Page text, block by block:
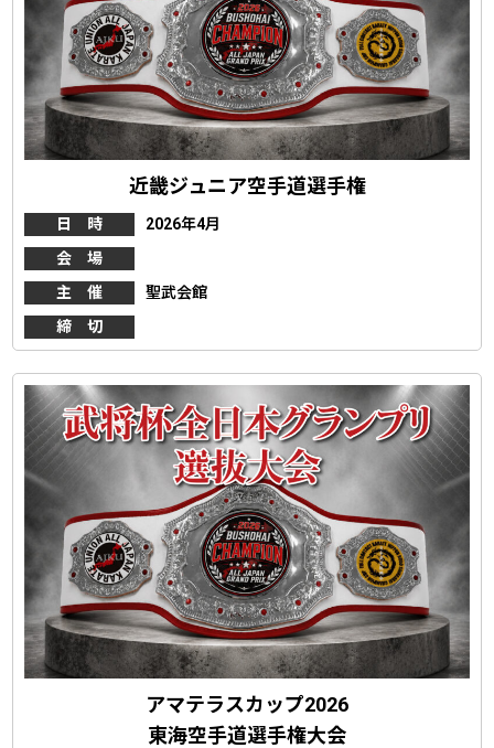
近畿ジュニア空手道選手権
日 時
2026年4月
会 場
主 催
聖武会館
締 切
アマテラスカップ2026
東海空手道選手権大会